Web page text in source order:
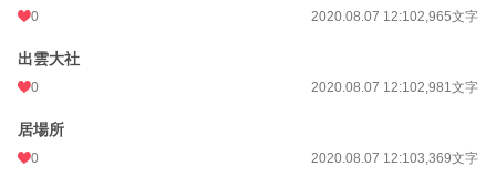
0 2020.08.07 12:102,965文字
出雲大社
0 2020.08.07 12:102,981文字
居場所
0 2020.08.07 12:103,369文字